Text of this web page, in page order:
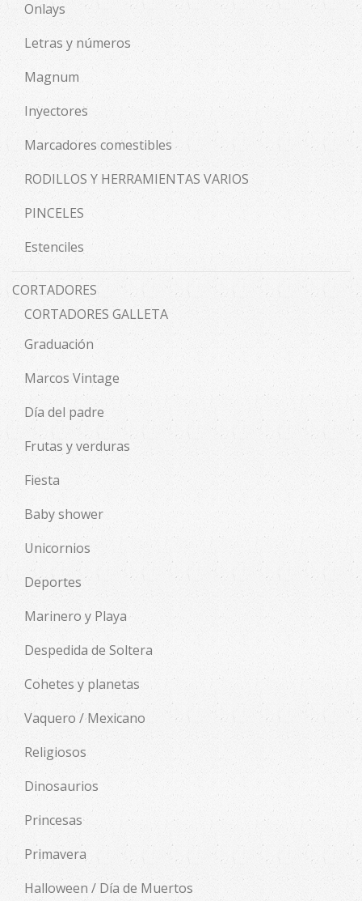
Onlays
Letras y números
Magnum
Inyectores
Marcadores comestibles
RODILLOS Y HERRAMIENTAS VARIOS
PINCELES
Estenciles
CORTADORES
CORTADORES GALLETA
Graduación
Marcos Vintage
Día del padre
Frutas y verduras
Fiesta
Baby shower
Unicornios
Deportes
Marinero y Playa
Despedida de Soltera
Cohetes y planetas
Vaquero / Mexicano
Religiosos
Dinosaurios
Princesas
Primavera
Halloween / Día de Muertos